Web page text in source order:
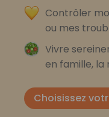
Contrôler
ou mes
Vivre
en famille, la
Choisissez